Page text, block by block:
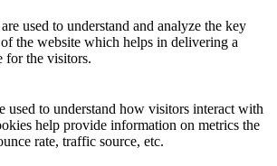
used to understand and analyze the key
the website which helps in delivering a
for the visitors.
used to understand how visitors interact with
help provide information on metrics the
rate, traffic source, etc.